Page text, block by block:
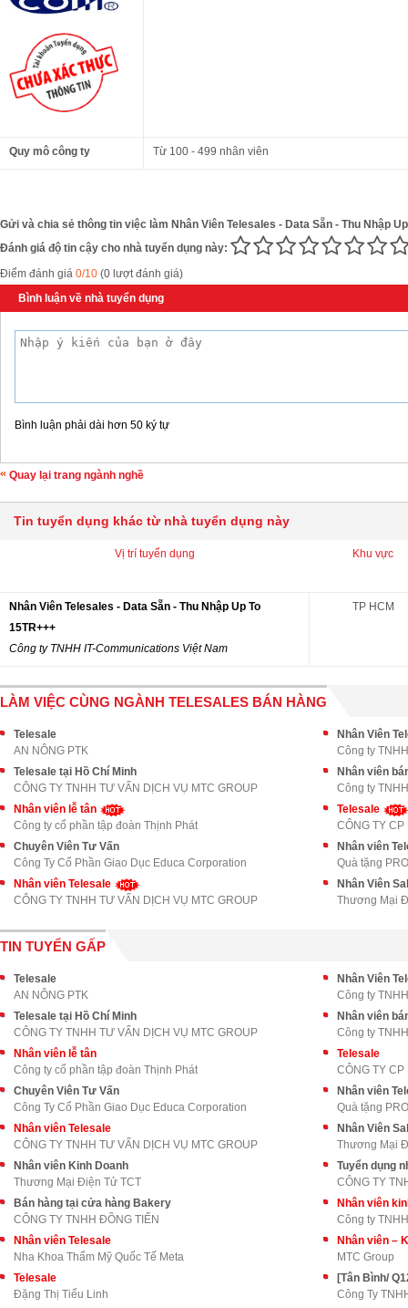
Quy mô công ty Từ 100 - 499 nhân viên
Gửi và chia sẻ thông tin việc làm Nhân Viên Telesales - Data Sẵn - Thu Nhập
Đánh giá độ tin cậy cho nhà tuyển dụng này:
Điểm đánh giá 0/10 (0 lượt đánh giá)
Bình luận về nhà tuyển dụng
Bình luận phải dài hơn 50 ký tự
Quay lại trang ngành nghề
Tin tuyển dụng khác từ nhà tuyển dụng này
Vị trí tuyển dụng Khu vực
Nhân Viên Telesales - Data Sẵn - Thu Nhập Up To
15TR+++
Công ty TNHH IT-Communications Việt Nam
TP HCM
LÀM VIỆC CÙNG NGÀNH TELESALES BÁN HÀNG
Telesale
AN NÔNG PTK
Nhân Viên
Công ty
Telesale tại Hồ Chí Minh
CÔNG TY TNHH TƯ VẤN DỊCH VỤ MTC GROUP
Nhân viên
Công ty
Nhân viên lễ tân
Công ty cổ phần tập đoàn Thịnh Phát
Telesale
CÔNG TY CP
Chuyên Viên Tư Vấn
Công Ty Cổ Phần Giao Dục Educa Corporation
Nhân viên
Quà tặng
Nhân viên Telesale
CÔNG TY TNHH TƯ VẤN DỊCH VỤ MTC GROUP
Nhân Viên
Thương Mại
TIN TUYỂN GẤP
Telesale
AN NÔNG PTK
Nhân Viên
Công ty
Telesale tại Hồ Chí Minh
CÔNG TY TNHH TƯ VẤN DỊCH VỤ MTC GROUP
Nhân viên
Công ty
Nhân viên lễ tân
Công ty cổ phần tập đoàn Thịnh Phát
Telesale
CÔNG TY CP
Chuyên Viên Tư Vấn
Công Ty Cổ Phần Giao Dục Educa Corporation
Nhân viên
Quà tặng
Nhân viên Telesale
CÔNG TY TNHH TƯ VẤN DỊCH VỤ MTC GROUP
Nhân Viên
Thương Mại
Nhân viên Kinh Doanh
Thương Mại Điện Tử TCT
Tuyển dụng
Bán hàng tại cửa hàng Bakery
CÔNG TY TNHH ĐỒNG TIẾN
Nhân viên
Công ty
Nhân viên Telesale
Nha Khoa Thẩm Mỹ Quốc Tế Meta
Nhân viên –
MTC Group
Telesale
Đặng Thị Tiểu Linh
Công Ty